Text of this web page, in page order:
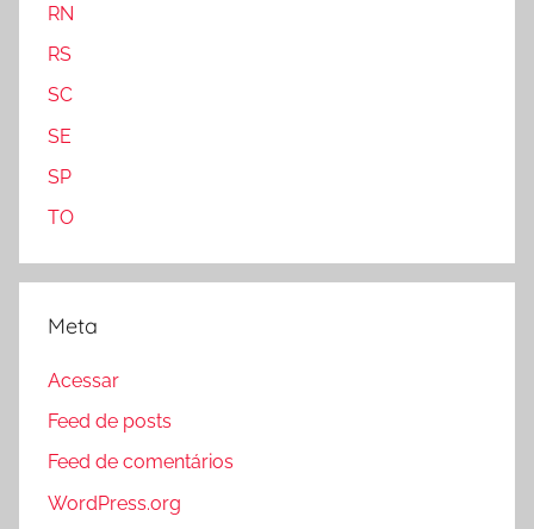
RN
RS
SC
SE
SP
TO
Meta
Acessar
Feed de posts
Feed de comentários
WordPress.org